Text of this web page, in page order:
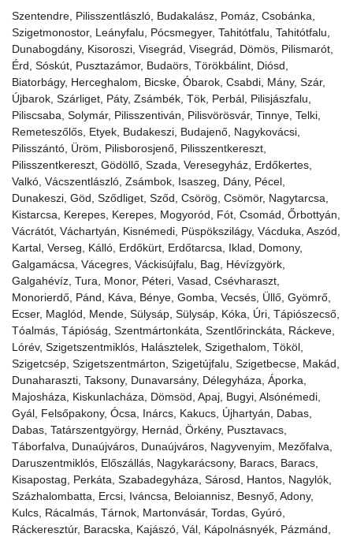
Szentendre, Pilisszentlászló, Budakalász, Pomáz, Csobánka,
Szigetmonostor, Leányfalu, Pócsmegyer, Tahitótfalu, Tahitótfalu,
Dunabogdány, Kisoroszi, Visegrád, Visegrád, Dömös, Pilismarót,
Érd, Sóskút, Pusztazámor, Budaörs, Törökbálint, Diósd,
Biatorbágy, Herceghalom, Bicske, Óbarok, Csabdi, Mány, Szár,
Újbarok, Szárliget, Páty, Zsámbék, Tök, Perbál, Pilisjászfalu,
Piliscsaba, Solymár, Pilisszentiván, Pilisvörösvár, Tinnye, Telki,
Remeteszőlős, Etyek, Budakeszi, Budajenő, Nagykovácsi,
Pilisszántó, Üröm, Pilisborosjenő, Pilisszentkereszt,
Pilisszentkereszt, Gödöllő, Szada, Veresegyház, Erdőkertes,
Valkó, Vácszentlászló, Zsámbok, Isaszeg, Dány, Pécel,
Dunakeszi, Göd, Sződliget, Sződ, Csörög, Csömör, Nagytarcsa,
Kistarcsa, Kerepes, Kerepes, Mogyoród, Fót, Csomád, Őrbottyán,
Vácrátót, Váchartyán, Kisnémedi, Püspökszilágy, Vácduka, Aszód,
Kartal, Verseg, Kálló, Erdőkürt, Erdőtarcsa, Iklad, Domony,
Galgamácsa, Vácegres, Váckisújfalu, Bag, Hévízgyörk,
Galgahévíz, Tura, Monor, Péteri, Vasad, Csévharaszt,
Monorierdő, Pánd, Káva, Bénye, Gomba, Vecsés, Üllő, Gyömrő,
Ecser, Maglód, Mende, Sülysáp, Sülysáp, Kóka, Úri, Tápiószecső,
Tóalmás, Tápióság, Szentmártonkáta, Szentlőrinckáta, Ráckeve,
Lórév, Szigetszentmiklós, Halásztelek, Szigethalom, Tököl,
Szigetcsép, Szigetszentmárton, Szigetújfalu, Szigetbecse, Makád,
Dunaharaszti, Taksony, Dunavarsány, Délegyháza, Áporka,
Majosháza, Kiskunlacháza, Dömsöd, Apaj, Bugyi, Alsónémedi,
Gyál, Felsőpakony, Ócsa, Inárcs, Kakucs, Újhartyán, Dabas,
Dabas, Tatárszentgyörgy, Hernád, Örkény, Pusztavacs,
Táborfalva, Dunaújváros, Dunaújváros, Nagyvenyim, Mezőfalva,
Daruszentmiklós, Előszállás, Nagykarácsony, Baracs, Baracs,
Kisapostag, Perkáta, Szabadegyháza, Sárosd, Hantos, Nagylók,
Százhalombatta, Ercsi, Iváncsa, Beloiannisz, Besnyő, Adony,
Kulcs, Rácalmás, Tárnok, Martonvásár, Tordas, Gyúró,
Ráckeresztúr, Baracska, Kajászó, Vál, Kápolnásnyék, Pázmánd,